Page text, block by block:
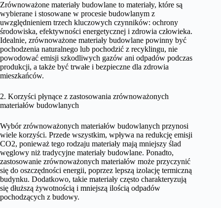
Zrównoważone materiały budowlane to materiały, które są
wybierane i stosowane w procesie budowlanym z
uwzględnieniem trzech kluczowych czynników: ochrony
środowiska, efektywności energetycznej i zdrowia człowieka.
Idealnie, zrównoważone materiały budowlane powinny być
pochodzenia naturalnego lub pochodzić z recyklingu, nie
powodować emisji szkodliwych gazów ani odpadów podczas
produkcji, a także być trwałe i bezpieczne dla zdrowia
mieszkańców.
2. Korzyści płynące z zastosowania zrównoważonych
materiałów budowlanych
Wybór zrównoważonych materiałów budowlanych przynosi
wiele korzyści. Przede wszystkim, wpływa na redukcję emisji
CO2, ponieważ tego rodzaju materiały mają mniejszy ślad
węglowy niż tradycyjne materiały budowlane. Ponadto,
zastosowanie zrównoważonych materiałów może przyczynić
się do oszczędności energii, poprzez lepszą izolację termiczną
budynku. Dodatkowo, takie materiały często charakteryzują
się dłuższą żywotnością i mniejszą ilością odpadów
pochodzących z budowy.